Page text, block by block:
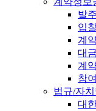
발
입
계
대
계
참
법규/자
대